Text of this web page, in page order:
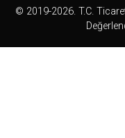
© 2019-2026. T.C.